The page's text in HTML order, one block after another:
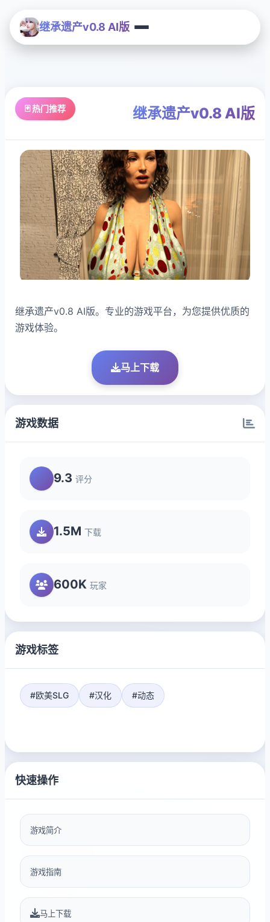
继承遗产v0.8 AI版
🃏 热门推荐 继承遗产v0.8 AI版
继承遗产v0.8 AI版。专业的游戏平台，为您提供优质的
游戏体验。
马上下载
游戏数据
9.3 评分
1.5M 下载
600K 玩家
游戏标签
#欧美SLG #汉化 #动态
快速操作
游戏简介
游戏指南
马上下载